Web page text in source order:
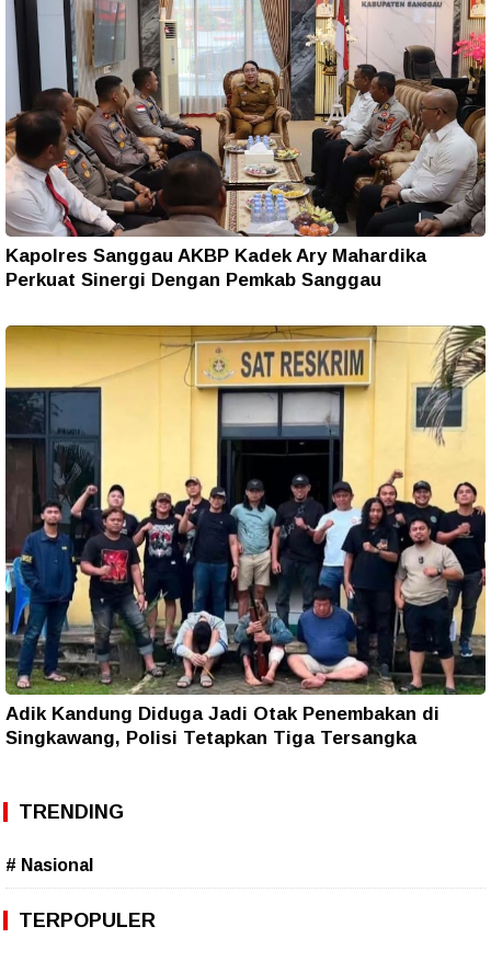
Kapolres Sanggau AKBP Kadek Ary Mahardika
Perkuat Sinergi Dengan Pemkab Sanggau
Adik Kandung Diduga Jadi Otak Penembakan di
Singkawang, Polisi Tetapkan Tiga Tersangka
TRENDING
# Nasional
TERPOPULER